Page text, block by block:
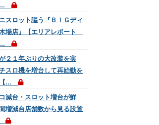
...
スロット謳う『ＢＩＧディ
場店』【エリアレポート
...
２１年ぶりの大改装を実
スロ機を増台して再始動を
...
減台・スロット増台が鮮
増減台店舗数から見る設置